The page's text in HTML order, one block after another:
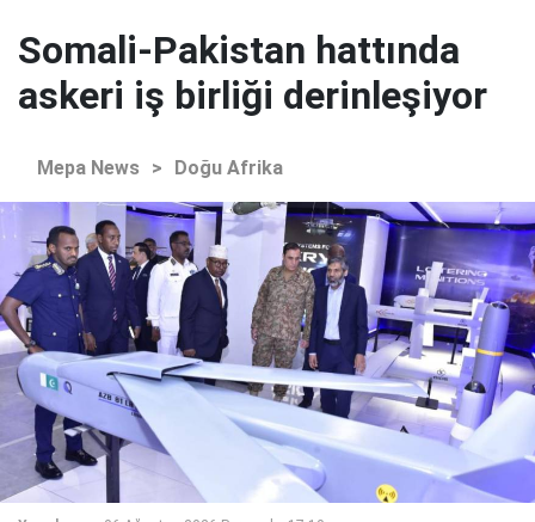
Somali-Pakistan hattında
askeri iş birliği derinleşiyor
Mepa News > Doğu Afrika